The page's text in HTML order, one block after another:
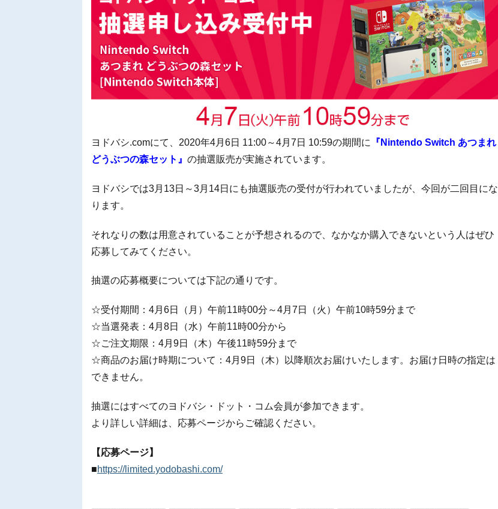
ヨドバシ.comにて、2020年4月6日 11:00～4月7日 10:59の期間に
『Nintendo Switch あつまれ
どうぶつの森セット』 の抽選販売が実施されています。
ヨドバシでは3月13日～3月14日にも抽選販売の受付が行われていましたが、今回が二回目にな
ります。
それなりの数は用意されていることが予想されるので、なかなか購入できないという人はぜひ
応募してみてください。
抽選の応募概要については下記の通りです。
☆受付期間：4月6日（月）午前11時00分～4月7日（火）午前10時59分まで
☆当選発表：4月8日（水）午前11時00分から
☆ご注文期限：4月9日（木）午後11時59分まで
☆商品のお届け時期について：4月9日（木）以降順次お届けいたします。お届け日時の指定は
できません。
抽選にはすべてのヨドバシ・ドット・コム会員が参加できます。
より詳しい詳細は、応募ページからご確認ください。
【応募ページ】
■https://limited.yodobashi.com/